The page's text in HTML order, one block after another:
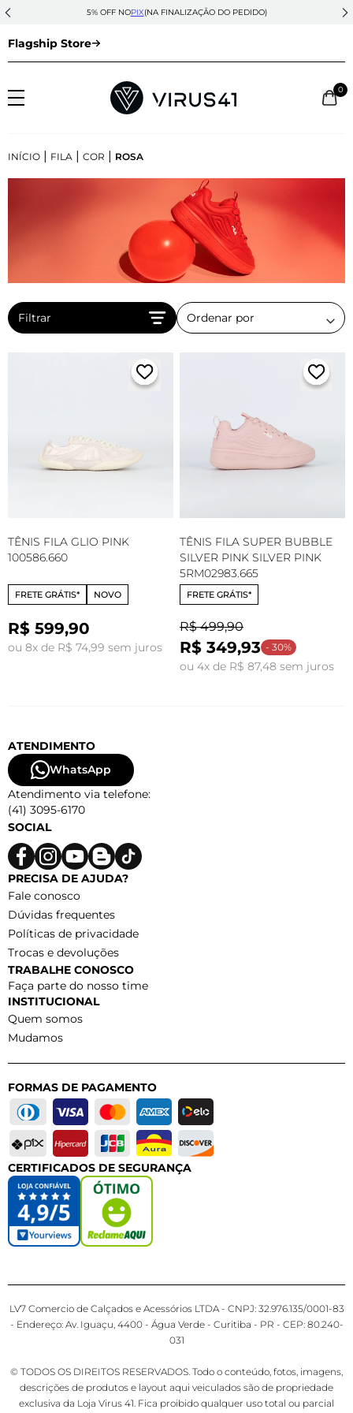
5% OFF NOPIX(NA FINALIZAÇÃO DO PEDIDO)
Flagship Store
0
INÍCIO | FILA | COR | ROSA
Filtrar
TÊNIS FILA GLIO PINK
100586.660
FRETE GRÁTIS* NOVO
R$ 599,90
ou 8x de R$ 74,99 sem juros
TÊNIS FILA SUPER BUBBLE
SILVER PINK SILVER PINK
5RM02983.665
FRETE GRÁTIS*
R$ 499,90
R$ 349,93 - 30%
ou 4x de R$ 87,48 sem juros
ATENDIMENTO
WhatsApp
Atendimento via telefone:
(41) 3095-6170
SOCIAL
PRECISA DE AJUDA?
Fale conosco
Dúvidas frequentes
Políticas de privacidade
Trocas e devoluções
TRABALHE CONOSCO
Faça parte do nosso time
INSTITUCIONAL
Quem somos
Mudamos
FORMAS DE PAGAMENTO
CERTIFICADOS DE SEGURANÇA
LV7 Comercio de Calçados e Acessórios LTDA - CNPJ: 32.976.135/0001-83
- Endereço: Av. Iguaçu, 4400 - Água Verde - Curitiba - PR - CEP: 80.240-
031
© TODOS OS DIREITOS RESERVADOS. Todo o conteúdo, fotos, imagens,
descrições de produtos e layout aqui veiculados são de propriedade
exclusiva da Loja Virus 41. Fica proibido qualquer uso total ou parcial